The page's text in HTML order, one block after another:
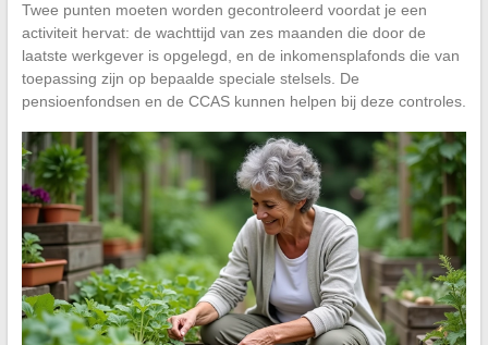
Twee punten moeten worden gecontroleerd voordat je een
activiteit hervat: de wachttijd van zes maanden die door de
laatste werkgever is opgelegd, en de inkomensplafonds die van
toepassing zijn op bepaalde speciale stelsels. De
pensioenfondsen en de CCAS kunnen helpen bij deze controles.